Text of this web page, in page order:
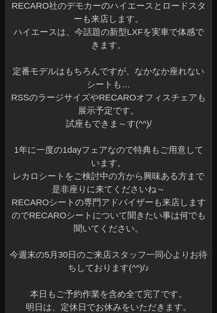
RECARO社のデモカーのハイエースとロードスタ
ーも来店します。
ハイエースは、今話題の新型LXFを実車で体感で
きます。
定番モデルはもちろんですが、なかなか座れない
シートも…
RSSのラージサイズやRECAROオフィスチェアも
展示予定です。
試座もできま～す(^^)/
1年に一度の1dayフェアなので特典もご用意して
います。
レカロシートをご検討中の方から興味ある方まで
是非座りに来てくださいね～
RECAROシートの専門アドバイザーも来店します
のでRECAROシートについて聞きたい事は何でも
聞いてください。
今週末の5月30日のご来店スタッフ一同心よりお待
ちしております(^^)/♪
本日もご予約作業を含め全て完了です。
明日は、定休日でお休みをいただきます。